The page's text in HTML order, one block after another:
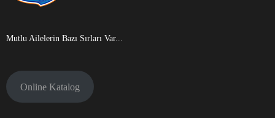
Mutlu Ailelerin Bazı Sırları Var...
Online Katalog